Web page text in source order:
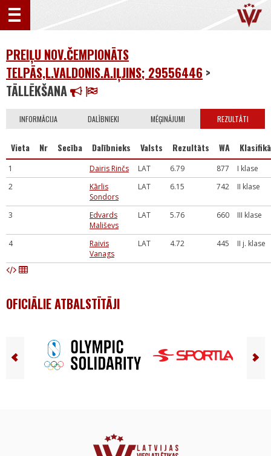
PREIĻU NOV.ČEMPIONĀTS
TELPĀS,L.VALDONIS.A.IĻJINS; 29556446 >
TĀLLĒKŠANA
INFORMĀCIJA DALĪBNIEKI MĒĢINĀJUMI REZULTĀTI
Vieta Nr Secība Dalībnieks Valsts Rezultāts WA
1 Dairis Rinčs LAT 6.79 877
I klase
2
Kārlis
Sondors
LAT 6.15 742 II klase
3
Edvards
Mališevs
LAT 5.76 660 III klase
4
Raivis
Vanags
LAT 4.72 445 II j. klase
OFICIĀLIE ATBALSTĪTĀJI